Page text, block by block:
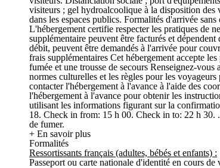
visiteurs ; gel hydroalcoolique à la disposition des
dans les espaces publics. Formalités d'arrivée
L'hébergement certifie respecter les pratiques de
supplémentaire peuvent être facturés et
débit, peuvent être demandés à l'arrivée pour
frais supplémentaires Cet hébergement accepte
fumée et une trousse de secours Renseignez-
normes culturelles et les règles pour les
contacter l'hébergement à l'avance à l'aide des
l'hébergement à l'avance pour obtenir les
utilisant les informations figurant sur la
18. Check in from: 15 h 00. Check in to: 22 h 30.
de fumer.
+ En savoir plus
Formalités
Ressortissants français (adultes, bébés et enfants) :
Passeport ou carte nationale d'identité en cours de